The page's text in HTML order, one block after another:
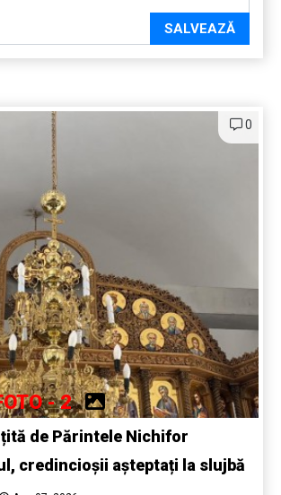
SALVEAZĂ
0
- 2
de Părintele Nichifor
credincioșii așteptați la slujbă